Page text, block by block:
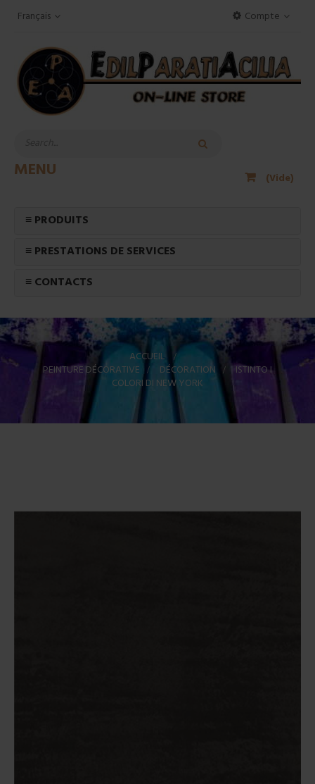
Compte
Français
(Vide)
MENU
≡ PRODUITS
≡ PRESTATIONS DE SERVICES
≡ CONTACTS
ACCUEIL >
PEINTURE DÉCORATIVE > DÉCORATION >
ISTINTO I
COLORI DI NEW YORK